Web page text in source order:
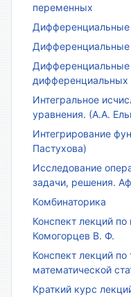
переменных
Дифференциальные
дифференциальных
Интегральное
уравнения. (А.А.
Интегрирование
Пастухова)
Исследование
задачи, решения.
Комбинаторика
Конспект лекций
Комогорцев В. Ф.
Конспект лекций по
математической
Краткий курс